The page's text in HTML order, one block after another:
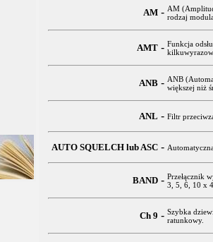
AM - AM
rodzaj
AMT - Funkcja
ANB - ANB
większej niż
ANL - Filtr
AUTO SQUELCH lub ASC -
BAND - Przełącznik
3, 5, 6, 10 x
Ch 9 - Szybka
ratunkowy.